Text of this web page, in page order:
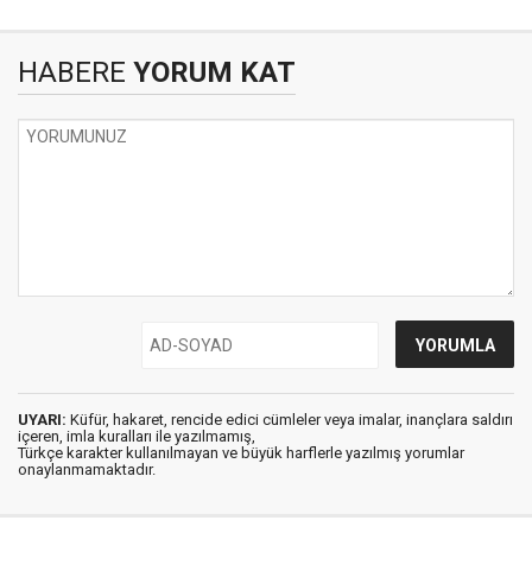
HABERE YORUM KAT
UYARI: Küfür, hakaret, rencide edici cümleler veya imalar, inançlara saldırı
içeren, imla kuralları ile yazılmamış,
Türkçe karakter kullanılmayan ve büyük harflerle yazılmış yorumlar
onaylanmamaktadır.